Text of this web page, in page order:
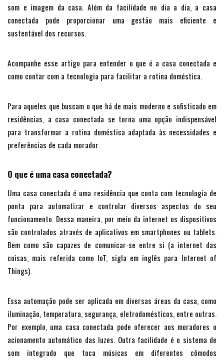
som e imagem da casa. Além da facilidade no dia a dia, a casa
conectada pode proporcionar uma gestão mais eficiente e
sustentável dos recursos.
Acompanhe esse artigo para entender o que é a casa conectada e
como contar com a tecnologia para facilitar a rotina doméstica.
Para aqueles que buscam o que há de mais moderno e sofisticado em
residências, a casa conectada se torna uma opção indispensável
para transformar a rotina doméstica adaptada às necessidades e
preferências de cada morador.
O que é uma casa conectada?
Uma casa conectada é uma residência que conta com tecnologia de
ponta para automatizar e controlar diversos aspectos do seu
funcionamento. Dessa maneira, por meio da internet os dispositivos
são controlados através de aplicativos em smartphones ou tablets.
Bem como são capazes de comunicar-se entre si (a internet das
coisas, mais referida como IoT, sigla em inglês para Internet of
Things).
Essa automação pode ser aplicada em diversas áreas da casa, como
iluminação, temperatura, segurança, eletrodomésticos, entre outras.
Por exemplo, uma casa conectada pode oferecer aos moradores o
acionamento automático das luzes. Outra facilidade é o sistema de
som integrado que toca músicas em diferentes cômodos